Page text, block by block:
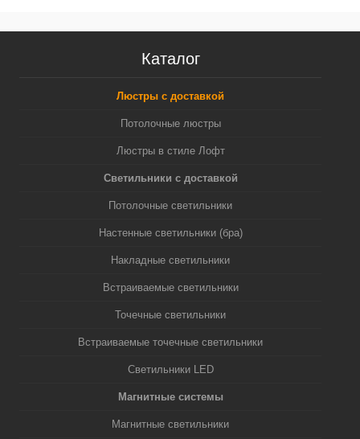
Каталог
Люстры с доставкой
Потолочные люстры
Люстры в стиле Лофт
Светильники с доставкой
Потолочные светильники
Настенные светильники (бра)
Накладные светильники
Встраиваемые светильники
Точечные светильники
Встраиваемые точечные светильники
Светильники LED
Магнитные системы
Магнитные светильники